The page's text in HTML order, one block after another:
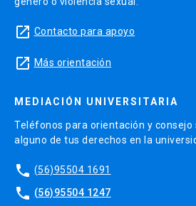
launch Contacto para apoyo
launch Más orientación
MEDIACIÓN UNIVERSITARIA
Teléfonos para orientación y consejo
alguno de tus derechos en la
phone (56)95504 1691
phone (56)95504 1247